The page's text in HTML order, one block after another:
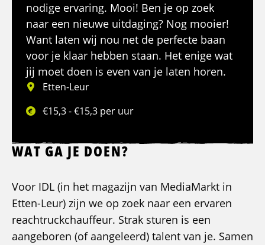
nodige ervaring. Mooi! Ben je op zoek
naar een nieuwe uitdaging? Nog mooier!
Want laten wij nou net de perfecte baan
voor je klaar hebben staan. Het enige wat
jij moet doen is even van je laten horen.
Etten-Leur
€15,3 - €15,3 per uur
WAT GA JE DOEN?
Voor IDL (in het magazijn van MediaMarkt in
Etten-Leur) zijn we op zoek naar een ervaren
reachtruckchauffeur. Strak sturen is een
aangeboren (of aangeleerd) talent van je. Samen